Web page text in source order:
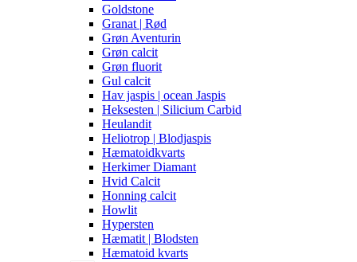
Goldstone
Granat | Rød
Grøn Aventurin
Grøn calcit
Grøn fluorit
Gul calcit
Hav jaspis | ocean Jaspis
Heksesten | Silicium Carbid
Heulandit
Heliotrop | Blodjaspis
Hæmatoidkvarts
Herkimer Diamant
Hvid Calcit
Honning calcit
Howlit
Hypersten
Hæmatit | Blodsten
Hæmatoid kvarts